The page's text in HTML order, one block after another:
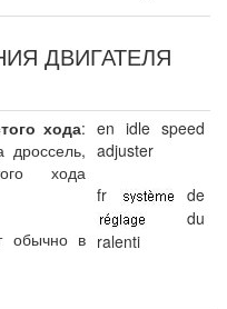
ДВИГАТЕЛЯ
хода:
дроссель,
хода
обычно в
en idle speed
adjuster
fr
de
du
ralenti